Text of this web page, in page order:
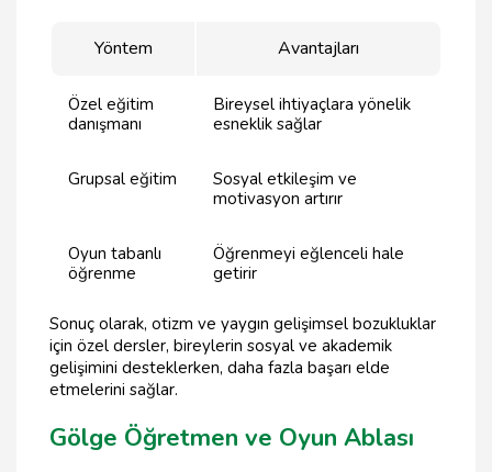
Yöntem Avantajları
Özel eğitim
danışmanı
Bireysel ihtiyaçlara yönelik
esneklik sağlar
Grupsal eğitim
Sosyal etkileşim ve
motivasyon artırır
Oyun tabanlı
öğrenme
Öğrenmeyi eğlenceli hale
getirir
Sonuç olarak, otizm ve yaygın gelişimsel bozukluklar
için özel dersler, bireylerin sosyal ve akademik
gelişimini desteklerken, daha fazla başarı elde
etmelerini sağlar.
Gölge Öğretmen ve Oyun Ablası